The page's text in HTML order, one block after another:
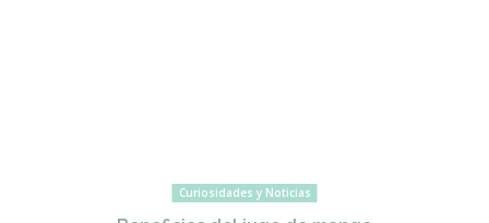
Curiosidades y Noticias